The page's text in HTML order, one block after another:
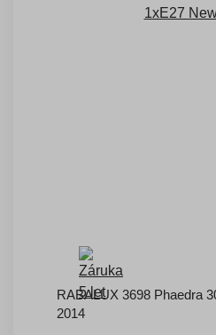
RABALUX 3698 Phaedra
2014